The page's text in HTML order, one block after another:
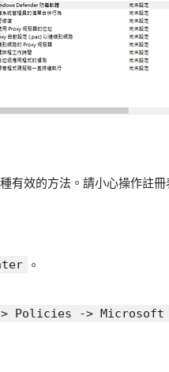
有效的方法。請小心操作註
。
-> Policies ->